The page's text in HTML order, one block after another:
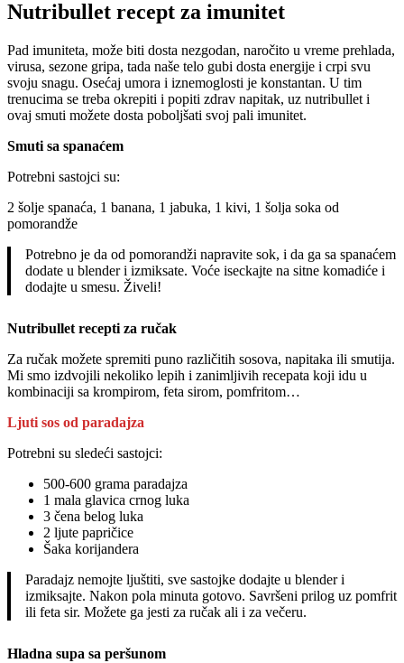
Nutribullet recept za imunitet
Pad imuniteta, može biti dosta nezgodan, naročito u vreme prehlada,
virusa, sezone gripa, tada naše telo gubi dosta energije i crpi svu
svoju snagu. Osećaj umora i iznemoglosti je konstantan. U tim
trenucima se treba okrepiti i popiti zdrav napitak, uz nutribullet i
ovaj smuti možete dosta poboljšati svoj pali imunitet.
Smuti sa spanaćem
Potrebni sastojci su:
2 šolje spanaća, 1 banana, 1 jabuka, 1 kivi, 1 šolja soka od
pomorandže
Potrebno je da od pomorandži napravite sok, i da ga sa spanaćem
dodate u blender i izmiksate. Voće iseckajte na sitne komadiće i
dodajte u smesu. Živeli!
Nutribullet recepti za ručak
Za ručak možete spremiti puno različitih sosova, napitaka ili smutija.
Mi smo izdvojili nekoliko lepih i zanimljivih recepata koji idu u
kombinaciji sa krompirom, feta sirom, pomfritom…
Ljuti sos od paradajza
Potrebni su sledeći sastojci:
500-600 grama paradajza
1 mala glavica crnog luka
3 čena belog luka
2 ljute papričice
Šaka korijandera
Paradajz nemojte ljuštiti, sve sastojke dodajte u blender i
izmiksajte. Nakon pola minuta gotovo. Savršeni prilog uz pomfrit
ili feta sir. Možete ga jesti za ručak ali i za večeru.
Hladna supa sa peršunom